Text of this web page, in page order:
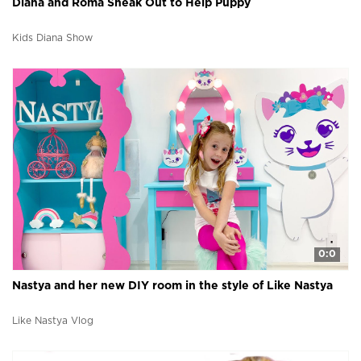
Diana and Roma Sneak Out to Help Puppy
Kids Diana Show
0:0
Nastya and her new DIY room in the style of Like Nastya
Like Nastya Vlog